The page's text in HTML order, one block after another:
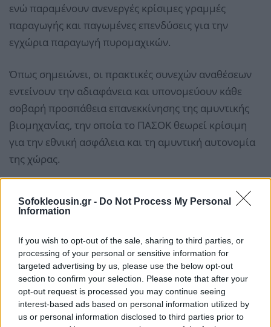
Sofokleousin.gr - Do Not Process My Personal
Information
If you wish to opt-out of the sale, sharing to third parties, or
processing of your personal or sensitive information for
targeted advertising by us, please use the below opt-out
section to confirm your selection. Please note that after your
opt-out request is processed you may continue seeing
interest-based ads based on personal information utilized by
us or personal information disclosed to third parties prior to
ενώ παραμένουν ανενεργές κρίσιμες γραμμές
παραγωγής και παγωμένες επενδύσεις για την
εγχώρια παραγωγή πυρομαχικών.
Όπως σημειώνει, οι πρακτικές συνεχών αναθέσεων
εντείνουν την αδιαφάνεια και υπονομεύουν κάθε
σοβαρή προσπάθεια επανεκκίνησης της αμυντικής
βιομηχανίας, την οποία το ΠΑΣΟΚ θεωρεί κρίσιμη
για την εθνική ασφάλεια και τη αμυντική αυτονομία
της χώρας.